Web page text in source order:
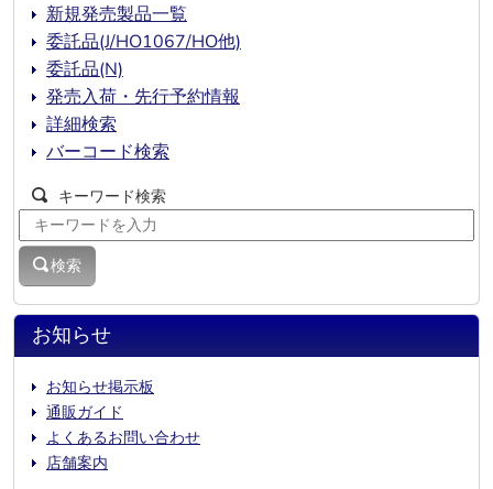
お知らせ
お知らせ掲示板
通販ガイド
よくあるお問い合わせ
店舗案内
新規発売製品一覧
委託品(J/HO1067/HO他)
委託品(N)
発売入荷・先行予約情報
詳細検索
バーコード検索
キーワード検索
検索